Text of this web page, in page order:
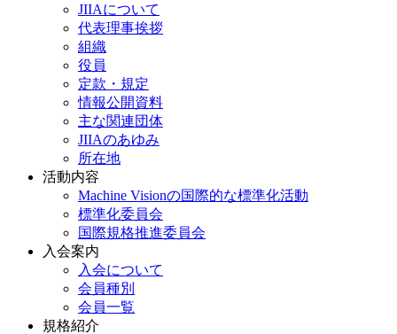
JIIAについて
代表理事挨拶
組織
役員
定款・規定
情報公開資料
主な関連団体
JIIAのあゆみ
所在地
活動内容
Machine Visionの国際的な標準化活動
標準化委員会
国際規格推進委員会
入会案内
入会について
会員種別
会員一覧
規格紹介